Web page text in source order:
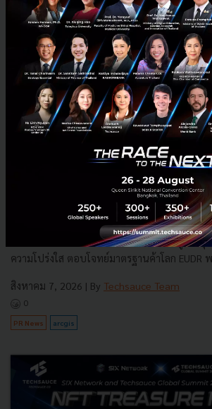
กรุงเทพโปรดิ๊วส x Esri ใช้ดาวเทียม
ดันเกษตรโปร่งใส
กรุงเทพโปรดิ๊วส ผนึก Esri Thailand นำระบบแ
และภาพถ่ายดาวเทียม ตรวจพิกัดแปลงปลูกวัต
ความโปร่งใส ตอบโจทย์มาตรฐานค้าโลก EUDR
สิงหาคม 7, 2026 | By Techsauce Team
0
PR News arcgis